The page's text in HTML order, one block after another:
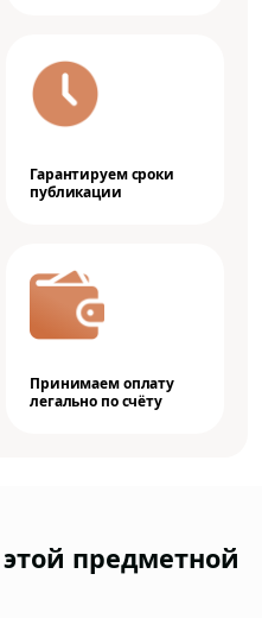
Гарантируем сроки
публикации
Принимаем оплату
легально по счёту
предметной